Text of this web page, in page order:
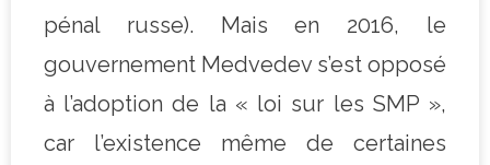
pénal russe). Mais en 2016, le
gouvernement Medvedev s’est opposé
à l’adoption de la « loi sur les SMP »,
car l’existence même de certaines